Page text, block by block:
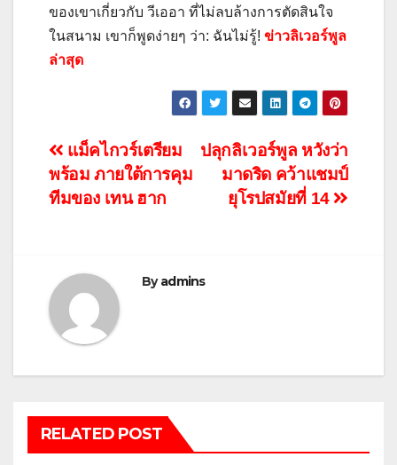
ของเขาเกี่ยวกับ วีเออา ที่ไม่ลบล้างการตัดสินใจ
ในสนาม เขาก็พูดง่ายๆ ว่า: ฉันไม่รู้! ข่าวลิเวอร์พูล
ล่าสุด
แนะแนว
เรื่อง
ปลุกลิเวอร์พูล หวังว่า
มาดริด คว้าแชมป์
ยุโรปสมัยที่ 14
แม็คไกวร์เตรียม
พร้อม ภายใต้การคุม
ทีมของ เทน ฮาก
Byadmins
RELATED POST